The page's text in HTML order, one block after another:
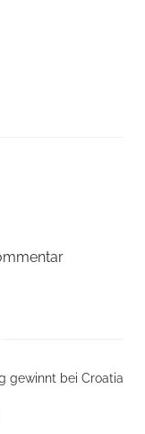
gewinnt bei Croatia